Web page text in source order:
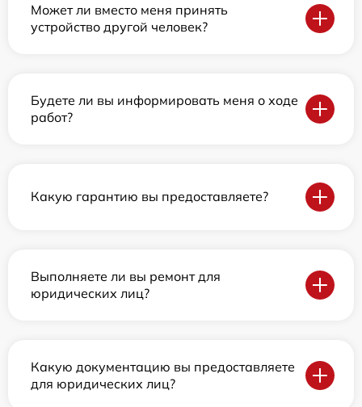
Может ли вместо меня принять
устройство другой человек?
Будете ли вы информировать меня о ходе
работ?
Какую гарантию вы предоставляете?
Выполняете ли вы ремонт для
юридических лиц?
Какую документацию вы предоставляете
для юридических лиц?